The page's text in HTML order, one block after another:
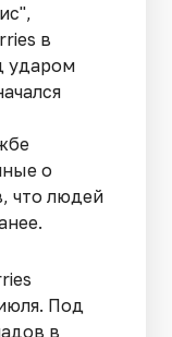
в
ударом
о
что людей
Под
в